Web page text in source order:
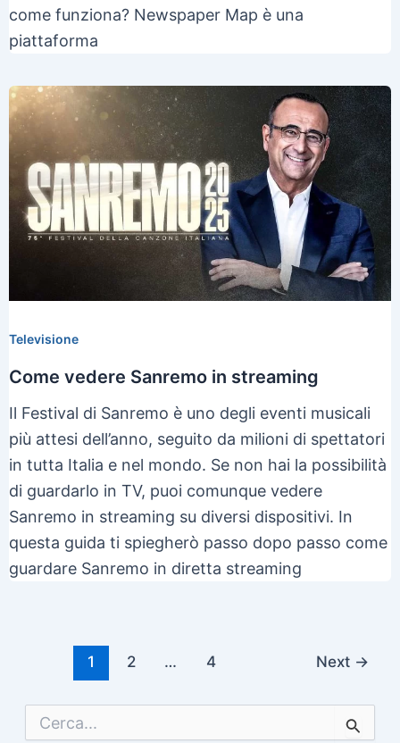
come funziona? Newspaper Map è una
piattaforma
Televisione
Come vedere Sanremo in streaming
Il Festival di Sanremo è uno degli eventi musicali
più attesi dell’anno, seguito da milioni di spettatori
in tutta Italia e nel mondo. Se non hai la possibilità
di guardarlo in TV, puoi comunque vedere
Sanremo in streaming su diversi dispositivi. In
questa guida ti spiegherò passo dopo passo come
guardare Sanremo in diretta streaming
pagination
1 2 … 4 Next →